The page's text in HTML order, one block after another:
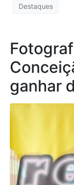
Destaques
ganhar